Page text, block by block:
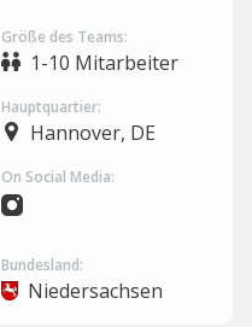
Größe des Teams:
1-10 Mitarbeiter
Hauptquartier:
Hannover, DE
On Social Media:
Bundesland:
Niedersachsen